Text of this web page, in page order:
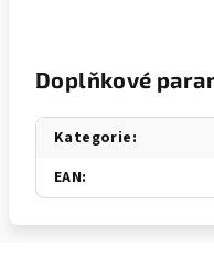
Doplňkové
Kategorie:
EAN: